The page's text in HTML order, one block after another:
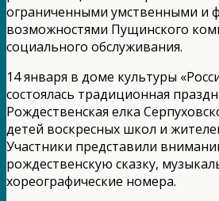
ограниченными умственными и
возможностями Пущинского
социального обслуживания.
14 января в доме культуры
состоялась традиционная
Рождественская елка
детей воскресных школ и
Участники представили
рождественскую сказку,
хореографические номера.